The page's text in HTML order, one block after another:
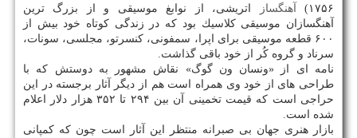
۱۷۵۶)
آهنگساز
اتریشی، از نوابغ موسیقی و از بزرگ ترین
آهنگسازان موسیقی كلاسیك بود كه در زندگی كوتاه خود بیش از
۶۰۰ قطعه موسیقی برای اپرا، سمفونی، كنسرتو، مجلسی، سونات،
سرناد و گروه كُر از خود باقی گذاشت.
نامه ای از «ونسان ون گوگ» نقاش مشهور به دوستش كه با
طراحی های از خود وی همراه است هم از دیگر آثار برجسته در این
حراجی است كه قیمت تخمینی آن بین ۲۹۴ تا ۳۵۲ هزار دلار اعلام
شده است.
بازار هنری جهان بی صبرانه منتظر این آثار است چون كه كمپانی